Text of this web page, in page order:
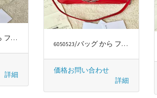
アリー
詳細
6050523/バッグ から ファッションラグジュアリー
価格お問い合わせ
詳細